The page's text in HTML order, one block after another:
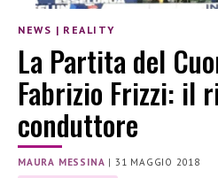
NEWS | REALITY
La Partita del
Fabrizio Frizzi: il
conduttore
MAURA MESSINA | 31 MAGGIO 2018